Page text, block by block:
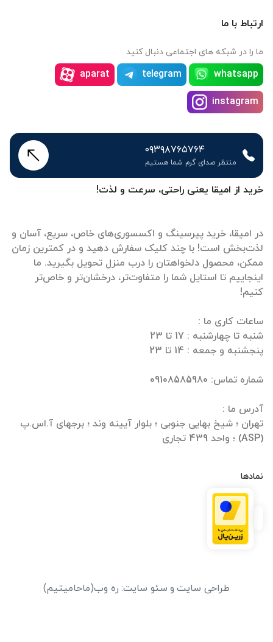
خرید از امیقا یعنی راحتی، سرعت و لذت!
در امیقا، خرید پیرسینگ و اکسسوری‌های خاص، سریع، آسان و
لذت‌بخش است! با چند کلیک سفارش دهید و در کمترین زمان
ممکن، محصول دلخواهتان را درب منزل تحویل بگیرید. ما
اینجاییم تا استایل شما را متفاوت‌تر، درخشان‌تر و خاص‌تر
تهران ؛ شیخ بهایی جنوبی ؛ بلوار آیینه وند ؛ برجهای آ.اس.پ
(ASP) ؛ واحد 439 تجاری
نمادها
ارتباط با ما
ما را در شبکه های اجتماعی دنبال کنید
whatsapp
telegram
aparat
instagram
۰۹۳۹۸۷۶۵۷۶۴
منتظر صدای گرم شما هستیم
طراحی سایت و سئو سایت: ره وب(ماحامیتیم)